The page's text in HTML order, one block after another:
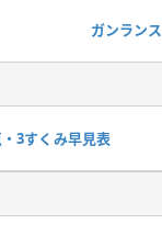
ガンランス
3すくみ早見表